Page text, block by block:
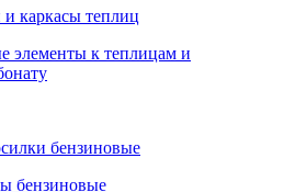
каркасы теплиц
элементы к теплицам и
бензиновые
бензиновые